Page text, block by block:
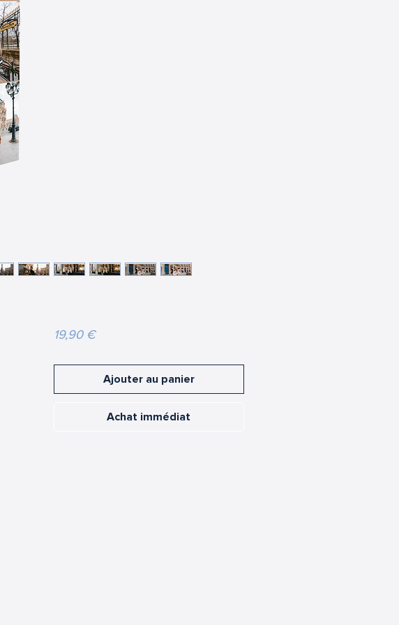
19,90 €Prix
Ajouter au panier
Achat immédiat